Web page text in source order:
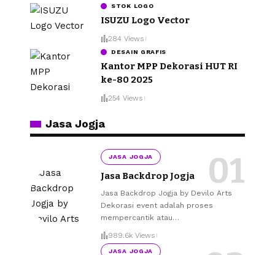
STOK LOGO
ISUZU Logo Vector
284 Views
DESAIN GRAFIS
Kantor MPP Dekorasi HUT RI
ke-80 2025
254 Views
Jasa Jogja
JASA JOGJA
Jasa Backdrop Jogja
Jasa Backdrop Jogja by Devilo Arts
Dekorasi event adalah proses
mempercantik atau…
989.6k Views
JASA JOGJA